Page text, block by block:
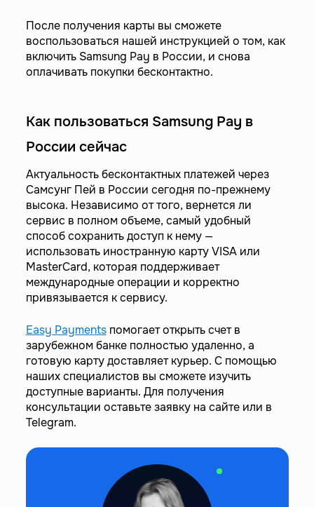
После получения карты вы сможете
воспользоваться нашей инструкцией о том, как
включить Samsung Pay в России, и снова
оплачивать покупки бесконтактно.
Как пользоваться Samsung Pay в
России сейчас
Актуальность бесконтактных платежей через
Самсунг Пей в России сегодня по-прежнему
высока. Независимо от того, вернется ли
сервис в полном объеме, самый удобный
способ сохранить доступ к нему —
использовать иностранную карту VISA или
MasterCard, которая поддерживает
международные операции и корректно
привязывается к сервису.
Easy Paymentsпомогает открыть счет в
зарубежном банке полностью удаленно, а
готовую карту доставляет курьер. С помощью
наших специалистов вы сможете изучить
доступные варианты. Для получения
консультации оставьте заявку на сайте или в
Telegram.